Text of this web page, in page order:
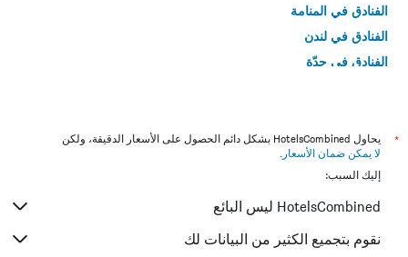
الفنادق في المنامة
الفنادق في لندن
الفنادق في جدّة
*
يحاول HotelsCombined بشكل دائم الحصول على الأسعار الدقيقة، ولكن
لا يمكن ضمان الأسعار .
إليك السبب:
HotelsCombined ليس البائع
نقوم بتجميع الكثير من البيانات لك